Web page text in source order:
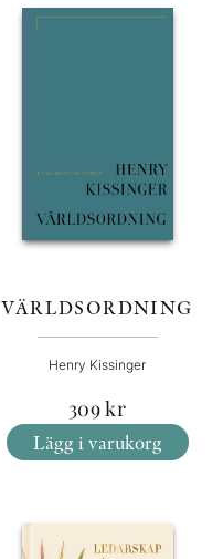
VÄRLDSORDNING
Henry Kissinger
309kr
Lägg i varukorg